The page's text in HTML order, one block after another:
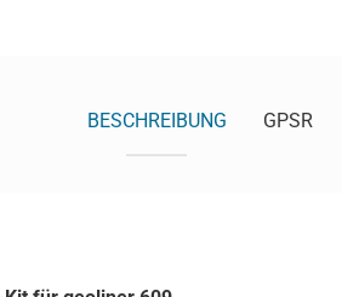
BESCHREIBUNG GPSR